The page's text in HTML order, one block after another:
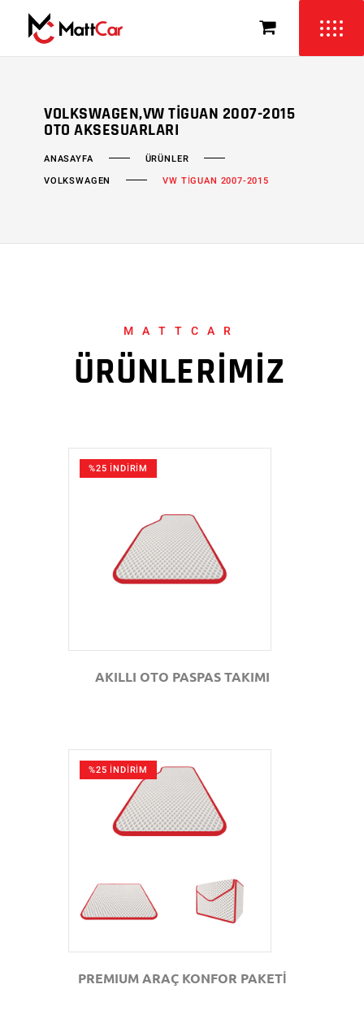
VOLKSWAGEN,VW TIGUAN 2007-2015
OTO AKSESUARLARI
ANASAYFA
ÜRÜNLER
VOLKSWAGEN
VW TİGUAN 2007-2015
MATTCAR
ÜRÜNLERİMİZ
%25 İNDİRİM
GÖZAT
AKILLI OTO PASPAS TAKIMI
%25 İNDİRİM
PREMIUM ARAÇ KONFOR PAKETİ